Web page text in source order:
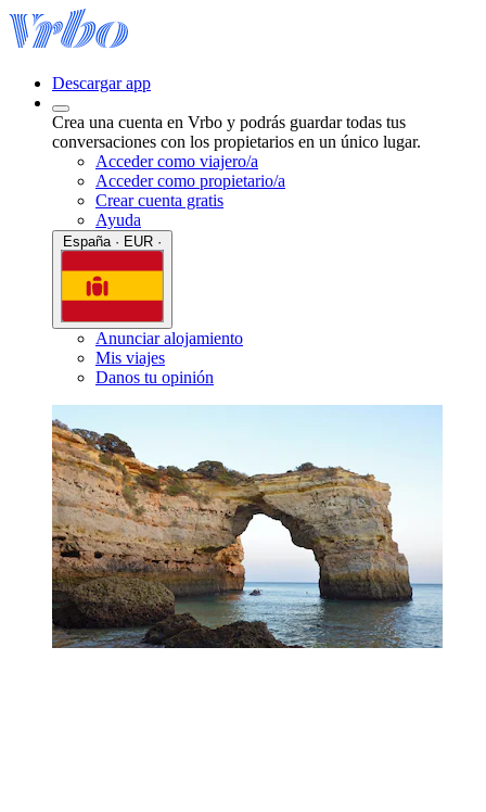
Descargar app
Crea una cuenta en Vrbo y podrás guardar todas tus
conversaciones con los propietarios en un único lugar.
Acceder como viajero/a
Acceder como propietario/a
Crear cuenta gratis
Ayuda
Anunciar alojamiento
Mis viajes
Danos tu opinión